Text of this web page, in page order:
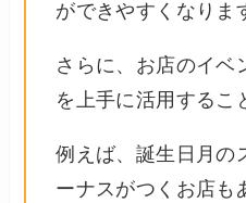
ができやすくなりま
さらに、お店のイベ
を上手に活用するこ
例えば、誕生日月の
ーナスがつくお店も